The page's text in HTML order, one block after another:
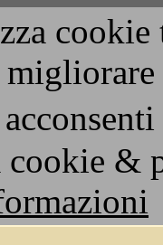
cookie &